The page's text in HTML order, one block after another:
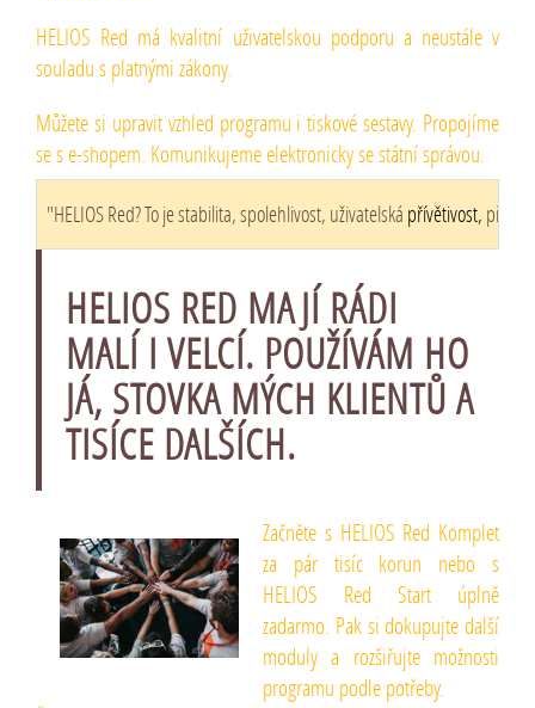
HELIOS Red má kvalitní uživatelskou podporu a neustále v
souladu s platnými zákony.
Můžete si upravit vzhled programu i tiskové sestavy. Propojíme
se s e-shopem. Komunikujeme elektronicky se státní správou.
"HELIOS Red? To je stabilita, spolehlivost, uživatelská přívětivost,
HELIOS RED MAJÍ RÁDI
MALÍ I VELCÍ. POUŽÍVÁM HO
JÁ, STOVKA MÝCH KLIENTŮ A
TISÍCE DALŠÍCH.
Začněte s HELIOS Red Komplet
za pár tisíc korun nebo s
HELIOS Red Start úplně
zadarmo. Pak si dokupujte další
moduly a rozšiřujte možnosti
programu podle potřeby.